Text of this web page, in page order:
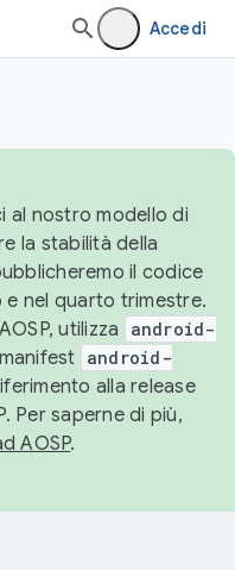
Accedi
al nostro modello di
la stabilità della
il codice
e nel quarto trimestre.
utilizza
android-
android-
alla release
Per saperne di più,
AOSP.